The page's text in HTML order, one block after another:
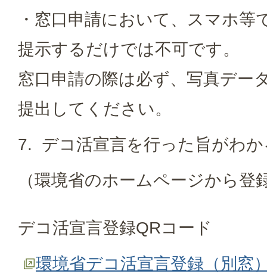
・窓口申請において、スマホ等
提示するだけでは不可です。
窓口申請の際は必ず、写真デー
提出してください。
7. デコ活宣言を行った旨がわか
（環境省のホームページから登
デコ活宣言登録QRコード
環境省デコ活宣言登録（別窓